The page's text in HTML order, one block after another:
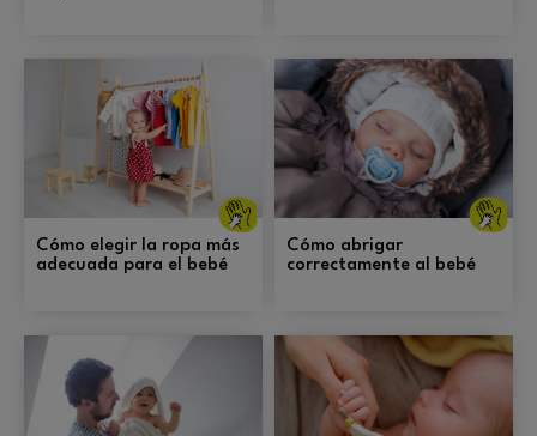
Cuidados
generales y
prevención.
Cómo elegir la ropa más
adecuada para el bebé
Cómo abrigar
correctamente al bebé